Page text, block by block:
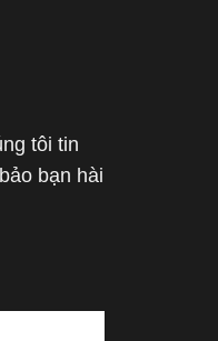
tôi tin
bạn hài